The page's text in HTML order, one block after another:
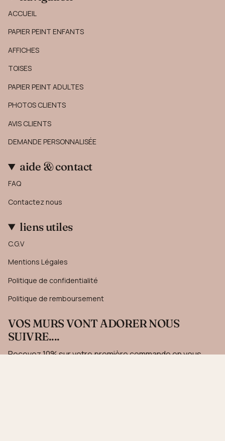
ACCUEIL
PAPIER PEINT ENFANTS
AFFICHES
TOISES
PAPIER PEINT ADULTES
PHOTOS CLIENTS
AVIS CLIENTS
DEMANDE PERSONNALISÉE
aide & contact
FAQ
Contactez nous
liens utiles
C.G.V
Mentions Légales
Politique de confidentialité
Politique de remboursement
VOS MURS VONT ADORER NOUS
SUIVRE....
Recevez 10% sur votre première commande en vous